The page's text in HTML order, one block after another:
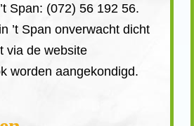
Span: (072) 56 192 56.
’t Span onverwacht dicht
via de website
worden aangekondigd.